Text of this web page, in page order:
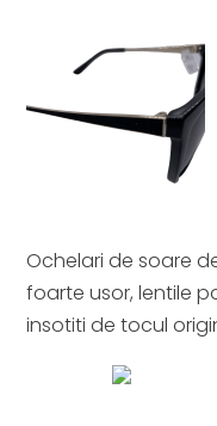
Ochelari de soare
foarte usor, lentile
insotiti de tocul